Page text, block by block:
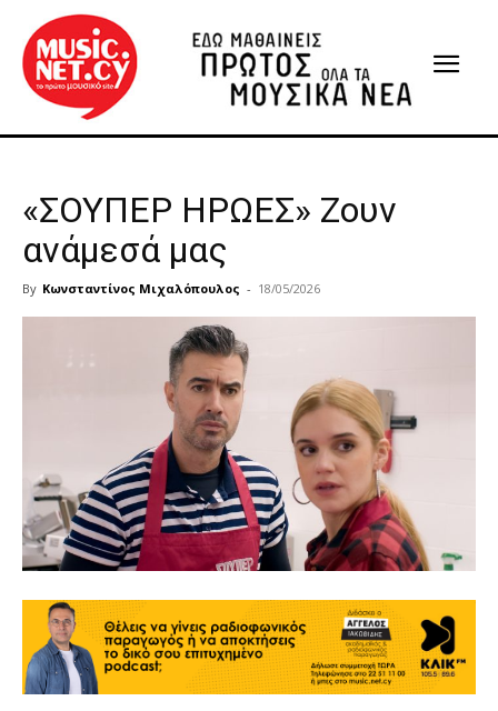
«ΣΟΥΠΕΡ ΗΡΩΕΣ» Ζουν
ανάμεσά μας
By Κωνσταντίνος Μιχαλόπουλος - 18/05/2026